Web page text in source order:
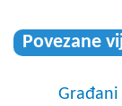
Povezane
Građani